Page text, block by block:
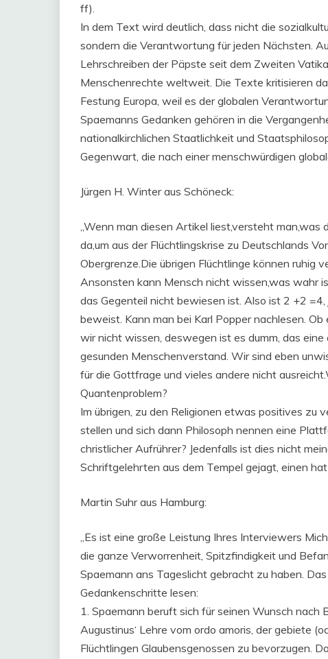
ff).
In dem Text wird deutlich, dass nicht die
sondern die Verantwortung für jeden Nächsten.
Lehrschreiben der Päpste seit dem Zweiten
Menschenrechte weltweit. Die Texte kritisieren
Festung Europa, weil es der globalen
Spaemanns Gedanken gehören in die
nationalkirchlichen Staatlichkeit und
Gegenwart, die nach einer menschwürdigen
Jürgen H. Winter aus Schöneck:
„Wenn man diesen Artikel liest,versteht man,was
da,um aus der Flüchtlingskrise zu Deutschlands
Obergrenze.Die übrigen Flüchtlinge können ruhig
Ansonsten kann Mensch nicht wissen,was wahr
das Gegenteil nicht bewiesen ist. Also ist 2 +2
beweist. Kann man bei Karl Popper nachlesen.
wir nicht wissen, deswegen ist es dumm, das
gesunden Menschenverstand. Wir sind eben
für die Gottfrage und vieles andere nicht
Quantenproblem?
Im übrigen, zu den Religionen etwas positives zu
stellen und sich dann Philosoph nennen eine
christlicher Aufrührer? Jedenfalls ist dies nicht
Schriftgelehrten aus dem Tempel gejagt, einen
Martin Suhr aus Hamburg:
„Es ist eine große Leistung Ihres Interviewers
die ganze Verworrenheit, Spitzfindigkeit und
Spaemann ans Tageslicht gebracht zu haben.
Gedankenschritte lesen:
1. Spaemann beruft sich für seinen Wunsch nach
Augustinus‘ Lehre vom ordo amoris, der gebiete
Flüchtlingen Glaubensgenossen zu bevorzugen.